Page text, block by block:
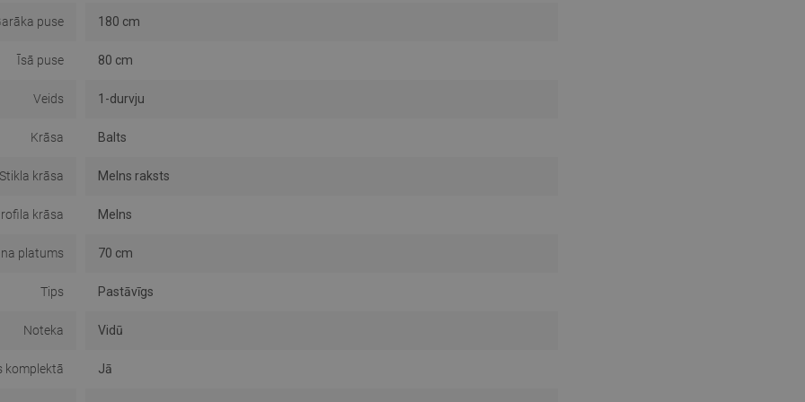
puse 180 cm
Īsā puse 80 cm
Veids 1-durvju
Krāsa Balts
Stikla krāsa Melns raksts
krāsa Melns
platums 70 cm
Tips Pastāvīgs
Noteka Vidū
komplektā Jā